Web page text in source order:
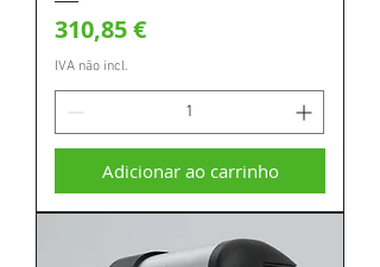
Preço
310,85 €
IVA não incl.
Adicionar ao carrinho